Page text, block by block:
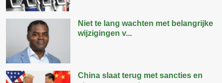
Niet te lang wachten met belangrijke
wijzigingen v...
China slaat terug met sancties en